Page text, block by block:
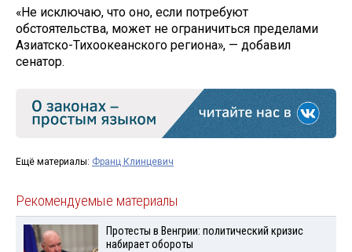
«Не исключаю, что оно, если потребуют
обстоятельства, может не ограничиться пределами
Азиатско-Тихоокеанского региона», — добавил
сенатор.
Ещё материалы: Франц Клинцевич
Рекомендуемые материалы
Протесты в Венгрии: политический кризис
набирает обороты